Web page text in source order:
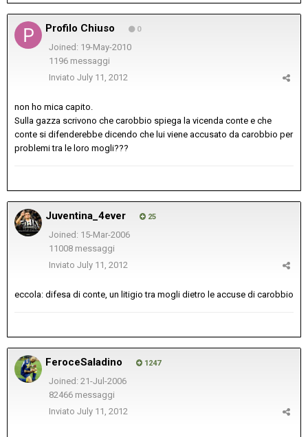
Profilo Chiuso 0
Joined: 19-May-2010
1196 messaggi
Inviato July 11, 2012
non ho mica capito.
Sulla gazza scrivono che carobbio spiega la vicenda conte e che
conte si difenderebbe dicendo che lui viene accusato da carobbio per
problemi tra le loro mogli???
Juventina_4ever 25
Joined: 15-Mar-2006
11008 messaggi
Inviato July 11, 2012
eccola: difesa di conte, un litigio tra mogli dietro le accuse di carobbio
FeroceSaladino 1247
Joined: 21-Jul-2006
82466 messaggi
Inviato July 11, 2012